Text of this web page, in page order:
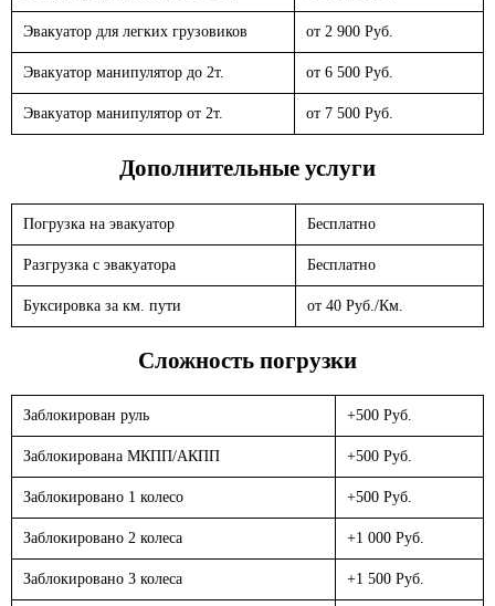
Эвакуатор для легких грузовиков от 2 900 Руб.
Эвакуатор манипулятор до 2т. от 6 500 Руб.
Эвакуатор манипулятор от 2т. от 7 500 Руб.
Дополнительные услуги
Погрузка на эвакуатор Бесплатно
Разгрузка с эвакуатора Бесплатно
Буксировка за км. пути от 40 Руб./Км.
Сложность погрузки
Заблокирован руль +500 Руб.
Заблокирована МКПП/АКПП +500 Руб.
Заблокировано 1 колесо +500 Руб.
Заблокировано 2 колеса +1 000 Руб.
Заблокировано 3 колеса +1 500 Руб.